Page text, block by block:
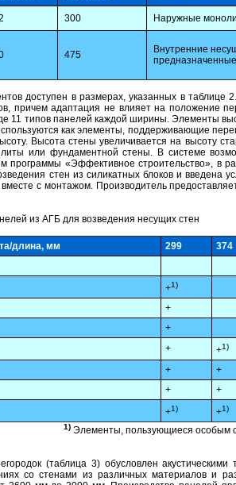
300 Наружные
475
Внутренние
доступен в размерах, указанных в таблице
причем адаптация не влияет на положение
11 типов панелей каждой ширины. Элементы
как элементы, поддерживающие
Высота стены увеличивается на высоту
или фундаментной стены. В системе
программы «Эффективное строительство», в
стен из силикатных блоков и введена
с монтажом. Производитель
из АГБ для возведения несущих стен
длина, мм 299 374
+1)
+
+
+ +1)
+ +
+ +
+1) +1)
1)Элементы, пользующиеся особым
(таблица 3) обусловлен
со стенами из различных материалов и